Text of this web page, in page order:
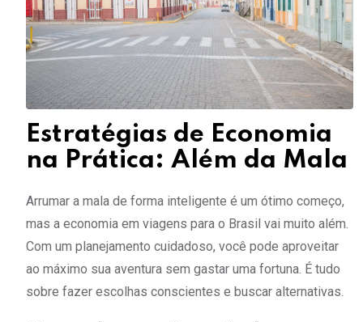
Estratégias de Economia
na Prática: Além da Mala
Arrumar a mala de forma inteligente é um ótimo começo,
mas a economia em viagens para o Brasil vai muito além.
Com um planejamento cuidadoso, você pode aproveitar
ao máximo sua aventura sem gastar uma fortuna. É tudo
sobre fazer escolhas conscientes e buscar alternativas.